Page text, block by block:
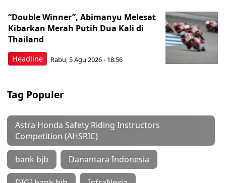
Headline
“Double Winner”, Abimanyu Melesat
Kibarkan Merah Putih Dua Kali di
Thailand
Rabu, 5 Agu 2026 - 18:56
Tag Populer
Astra Honda Safety Riding Instructors
Competition (AHSRIC)
bank bjb Danantara Indonesia